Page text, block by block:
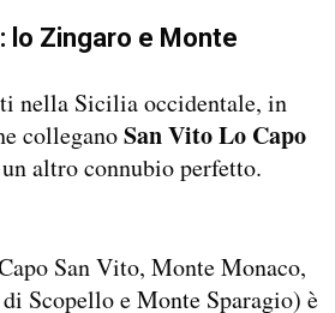
lo Zingaro e Monte
nella Sicilia occidentale, in
colleganoSan Vito Lo Capo
altro connubio perfetto.
San Vito, Monte Monaco,
Scopello e Monte Sparagio) è